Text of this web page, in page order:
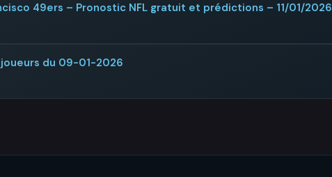
49ers – Pronostic NFL gratuit et prédictions – 11/01/2026
du 09-01-2026